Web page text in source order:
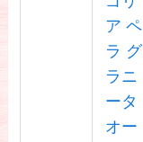
ア ペ
ラ グ
ラニ
ータ
オー